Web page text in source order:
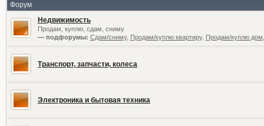
Форум
Недвижимость
Продам, куплю, сдам, сниму
— подфорумы: Сдам/сниму, Продам/куплю квартиру, Продам/куплю
Транспорт, запчасти, колеса
Электроника и бытовая техника